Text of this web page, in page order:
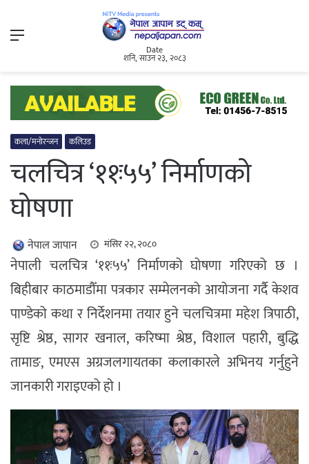
Menu
Date
शनि, साउन २३, २०८३
कला/मनोरन्जन कलिउड
चलचित्र ‘११ः५५’ निर्माणको
घोषणा
नेपाल जापान मंसिर २२, २०८०
नेपाली चलचित्र ‘११ः५५’ निर्माणको घोषणा गरिएको छ ।
बिहीबार काठमाडौँमा पत्रकार सम्मेलनको आयोजना गर्दै केशव
पाण्डेको कथा र निर्देशनमा तयार हुने चलचित्रमा महेश त्रिपाठी,
सृष्टि श्रेष्ठ, सागर खनाल, करिष्मा श्रेष्ठ, विशाल पहारी, बुद्धि
तामाङ, एमएस अग्रजलगायतका कलाकारले अभिनय गर्नुहुने
जानकारी गराइएको हो ।